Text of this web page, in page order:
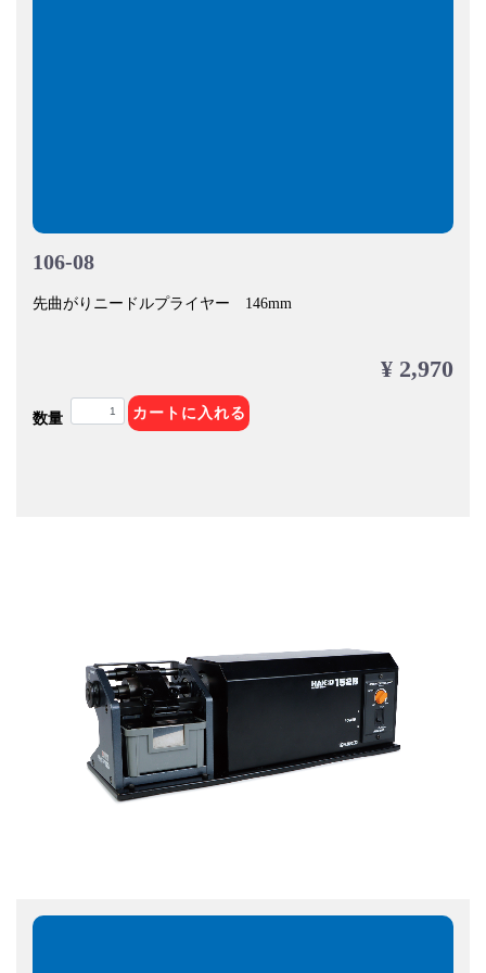
106-08
先曲がりニードルプライヤー 146mm
¥ 2,970
数量 カートに入れる